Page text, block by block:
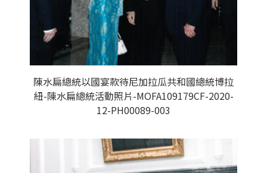
陳水扁總統以國宴款待尼加拉瓜共和國總統博拉
紐-陳水扁總統活動照片-MOFA109179CF-2020-
12-PH00089-003